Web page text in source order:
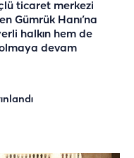
ticaret merkezi
Gümrük Hanı’na
halkın hem de
devam